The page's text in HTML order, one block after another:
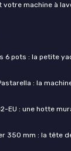
machine à
6 pots : la petite
: la
EU : une hotte
350 mm : la tête